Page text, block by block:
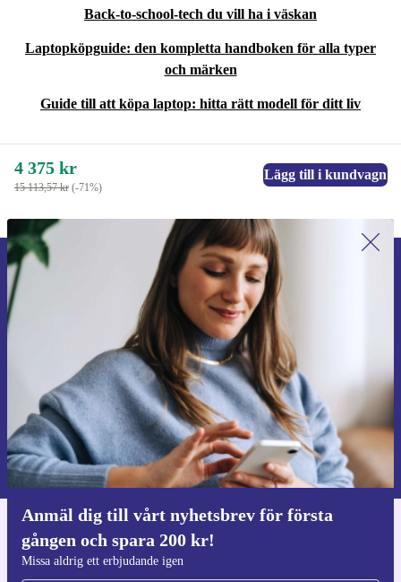
Back-to-school-tech du vill ha i väskan
Laptopköpguide: den kompletta handboken för alla typer
och märken
Guide till att köpa laptop: hitta rätt modell för ditt liv
4 375 kr
15 113,57 kr (-71%)
Lägg till i kundvagn
Anmäl dig till vårt nyhetsbrev för första
gången och spara 200 kr!
Missa aldrig ett erbjudande igen
Anmäl dig till vårt nyhetsbrev för
första gången och spara 200 kr!
Missa aldrig ett erbjudande igen.
Begär kupong
Information om användningen av personuppgifter finns i vår
Integritetspolicy.
Ladda ner refurbed appen
För iOS och Android